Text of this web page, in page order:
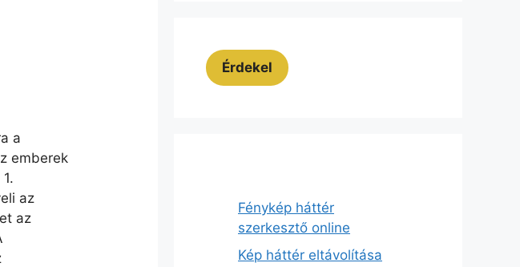
a
emberek
az
az
Érdekel
Fénykép háttér
szerkesztő online
Kép háttér eltávolítása